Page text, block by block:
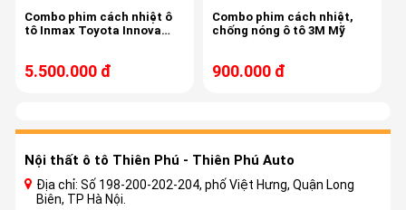
Combo phim cách nhiệt ô
tô Inmax Toyota Innova
5.500.000 đ
Combo phim cách nhiệt,
chống nóng ô tô 3M Mỹ
900.000 đ
Nội thất ô tô Thiên Phú - Thiên Phú Auto
Địa chỉ: Số 198-200-202-204, phố Việt Hưng, Quận Long
Biên, TP Hà Nội.